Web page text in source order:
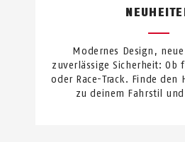
Modernes Design,
zuverlässige Sicherheit: Ob
oder Race-Track. Finde
zu deinem Fahrstil